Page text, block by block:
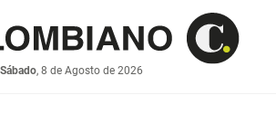
Sábado, 8 de Agosto de 2026